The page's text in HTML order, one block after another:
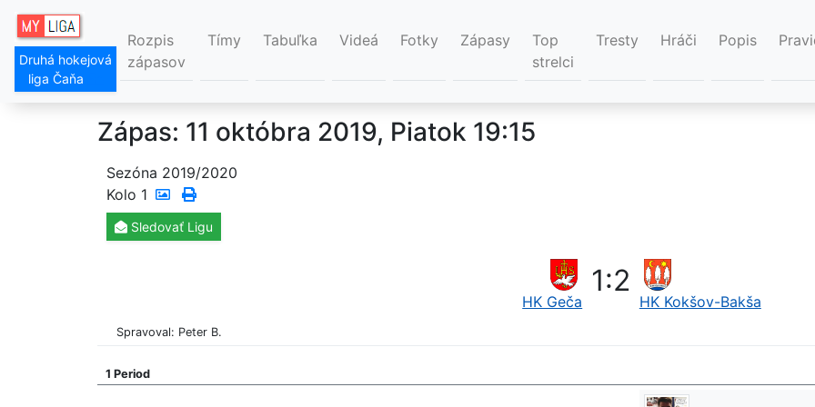
Druhá hokejová
liga Čaňa
Rozpis
zápasov
Tímy Tabuľka Videá Fotky Zápasy
Top
strelci
Tresty Hráči Popis
Zápas: 11 októbra 2019, Piatok 19:15
Sezóna 2019/2020
Kolo 1
Sledovať Ligu
HK Geča
1:2
HK Kokšov-Bakša
Spravoval: Peter B.
1 Period